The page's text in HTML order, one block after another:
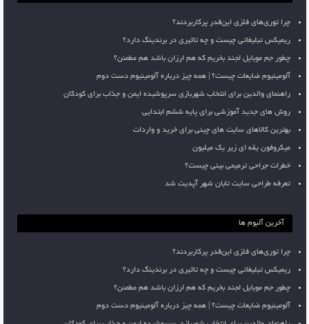
چرا توری‌های فلزی این‌قدر پرکاربردند؟
ریمیکس تبلیغاتی چیست و چه تاثیری در برندینگ دارد؟
چطور جم موبایل لجند بخریم که هم ارزان باشد هم مطمئن؟
آلومینیوم ضایعات چیست؟ | همه چیز درباره آلومینیوم دست دوم
راهنمای والدین برای انتخاب شهربازی سرپوشیده ایمن و جذاب برای کودکان
روش های جدید آموزشی برای پایه ششم ابتدایی
بهترین کالاهای سایت های چینی برای خرید و واردات
میکروفون یقه ای زیر یک میلیون
خطرات جراحی ترمیمی بینی چیست؟
تعرفه طراحی سایت تابان شهر آپدیت شد
آخرین آلبوم ها
چرا توری‌های فلزی این‌قدر پرکاربردند؟
ریمیکس تبلیغاتی چیست و چه تاثیری در برندینگ دارد؟
چطور جم موبایل لجند بخریم که هم ارزان باشد هم مطمئن؟
آلومینیوم ضایعات چیست؟ | همه چیز درباره آلومینیوم دست دوم